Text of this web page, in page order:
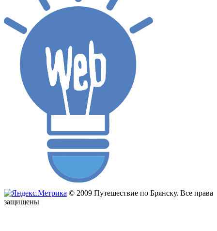
© 2009 Путешествие по Брянску. Все права
защищены